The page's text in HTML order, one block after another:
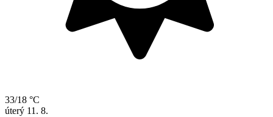
33/18 °C
úterý 11. 8.